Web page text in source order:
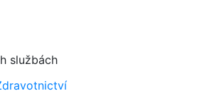
službách